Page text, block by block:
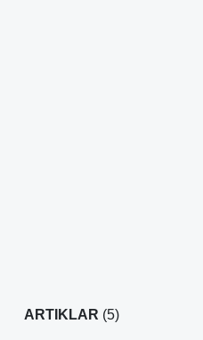
ARTIKLAR (5)